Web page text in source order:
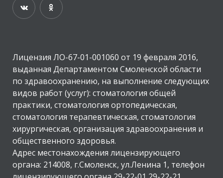
Лицензия ЛО-67-01-001060 от 19 февраля 2016,
выданная Департаментом Смоленской области
по здравоохранению, на выполнение следующих
видов работ (услуг): стоматология общей
практики, стоматология ортопедическая,
стоматология терапевтическая, стоматология
хирургическая, организация здравоохранения и
общественного здоровья.
Адрес местонахождения лицензирующего
органа: 214008, г.Смоленск, ул.Ленина 1, телефон